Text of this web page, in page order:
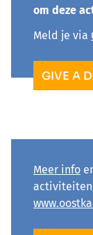
om deze
Meld je via
GIVE A
Meer info